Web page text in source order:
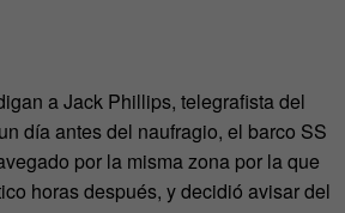
a Jack Phillips, telegrafista del
día antes del naufragio, el barco SS
por la misma zona por la que
horas después, y decidió avisar del